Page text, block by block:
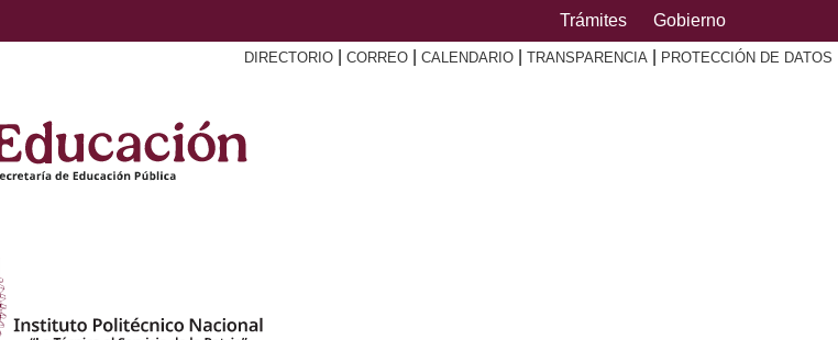
Trámites Gobierno
DIRECTORIO CORREO CALENDARIO TRANSPARENCIA PROTECCIÓN DE DATOS